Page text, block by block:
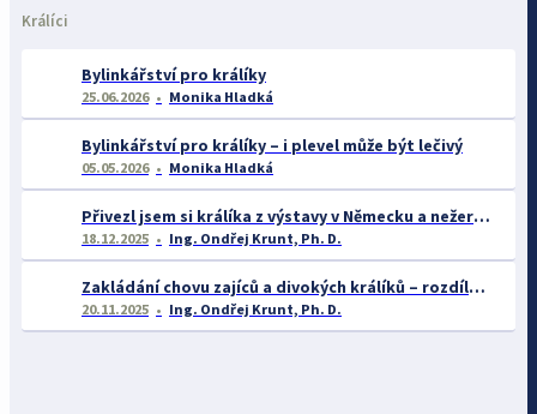
Králíci
Bylinkářství pro králíky
25.06.2026 Monika Hladká
Bylinkářství pro králíky – i plevel může být lečivý
05.05.2026 Monika Hladká
Přivezl jsem si králíka z výstavy v Německu a nežere – co s tím?
18.12.2025 Ing. Ondřej Krunt, Ph. D.
Zakládání chovu zajíců a divokých králíků – rozdíly v biologii, legislativě a chovatelském přístupu
20.11.2025 Ing. Ondřej Krunt, Ph. D.